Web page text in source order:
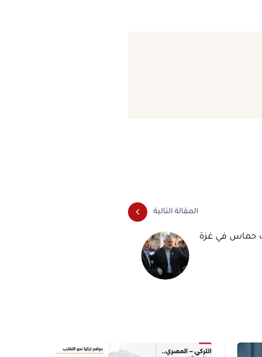
المقالة التالية
حماس في غزة